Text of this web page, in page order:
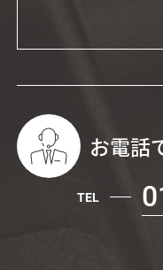
お電話
TEL